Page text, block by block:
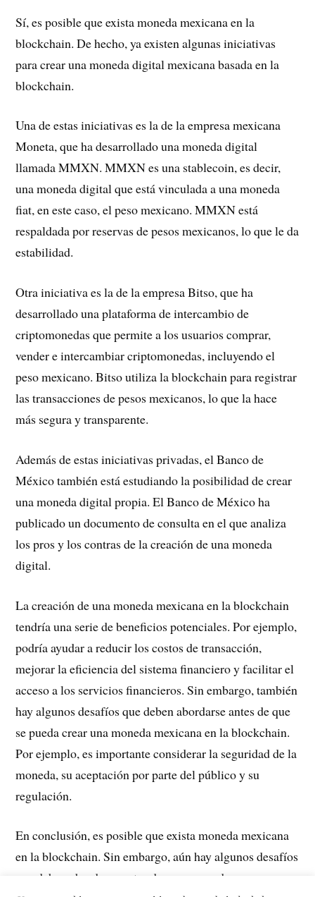
Sí, es posible que exista moneda mexicana en la
blockchain. De hecho, ya existen algunas iniciativas
para crear una moneda digital mexicana basada en la
blockchain.
Una de estas iniciativas es la de la empresa mexicana
Moneta, que ha desarrollado una moneda digital
llamada MMXN. MMXN es una stablecoin, es decir,
una moneda digital que está vinculada a una moneda
fiat, en este caso, el peso mexicano. MMXN está
respaldada por reservas de pesos mexicanos, lo que le da
estabilidad.
Otra iniciativa es la de la empresa Bitso, que ha
desarrollado una plataforma de intercambio de
criptomonedas que permite a los usuarios comprar,
vender e intercambiar criptomonedas, incluyendo el
peso mexicano. Bitso utiliza la blockchain para registrar
las transacciones de pesos mexicanos, lo que la hace
más segura y transparente.
Además de estas iniciativas privadas, el Banco de
México también está estudiando la posibilidad de crear
una moneda digital propia. El Banco de México ha
publicado un documento de consulta en el que analiza
los pros y los contras de la creación de una moneda
digital.
La creación de una moneda mexicana en la blockchain
tendría una serie de beneficios potenciales. Por ejemplo,
podría ayudar a reducir los costos de transacción,
mejorar la eficiencia del sistema financiero y facilitar el
acceso a los servicios financieros. Sin embargo, también
hay algunos desafíos que deben abordarse antes de que
se pueda crear una moneda mexicana en la blockchain.
Por ejemplo, es importante considerar la seguridad de la
moneda, su aceptación por parte del público y su
regulación.
En conclusión, es posible que exista moneda mexicana
en la blockchain. Sin embargo, aún hay algunos desafíos
que deben abordarse antes de que se pueda crear una